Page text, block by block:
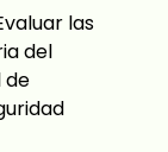
las
del
de